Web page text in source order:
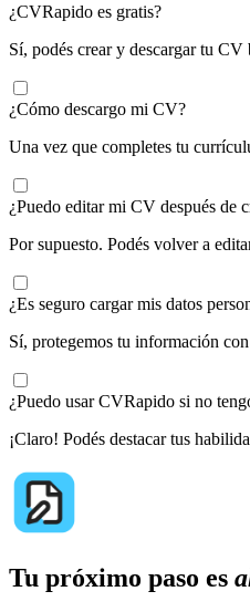
¿CVRapido es gratis?
Sí, podés crear y descargar tu
¿Cómo descargo mi CV?
Una vez que completes tu
¿Puedo editar mi CV después de
Por supuesto. Podés volver a
¿Es seguro cargar mis datos
Sí, protegemos tu información
¿Puedo usar CVRapido si no
¡Claro! Podés destacar tus
Tu próximo paso es